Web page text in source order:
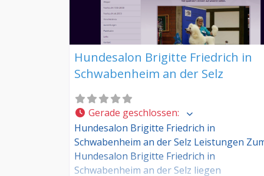
Hundesalon Brigitte Friedrich in
Schwabenheim an der Selz
Gerade geschlossen:
Hundesalon Brigitte Friedrich in
Schwabenheim an der Selz Leistungen
Hundesalon Brigitte Friedrich in
Schwabenheim an der Selz liegen